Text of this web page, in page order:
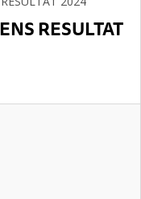
RESULTAT